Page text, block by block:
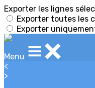
Exporter les lignes
Exporter toutes les
Exporter
Menu
<
>